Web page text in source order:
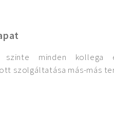
minden kollega
szolgáltatása más-más